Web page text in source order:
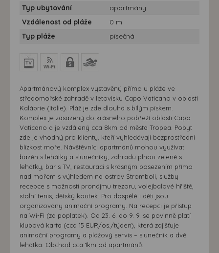
Apartmány Athragon
Itálie, Kalábrie, Hotel
Athragon
Typ ubytování
apartmány
Vzdálenost od pláže
0 m
Typ pláže
písečná
Apartmánový komplex vystavěný přímo u pláže ve
středomořské zahradě v letovisku Capo Vaticano v oblasti
Kalábrie (Itálie). Pláž je zde dlouhá s bílým pískem.
Komplex je zasazený do krásného pobřeží oblasti Capo
Vaticano a je vzdálený cca 8km od města Tropea. Pobyt
zde je vhodný pro klienty, kteří vyhledávají bezprostřední
blízkost moře. Návštěvníci apartmánů mohou využívat
bazén s lehátky a slunečníky, zahradu plnou zeleně s
lehátky, bar s TV, restauraci s krásným posezením přímo
nad mořem s výhledem na ostrov Stromboli, služby
recepce s možností pronájmu trezoru, volejbalové hřiště,
stolní tenis, dětský koutek. Pro dospělé i děti jsou
organizovány animační programy. Na recepci je přístup
na Wi-Fi (za poplatek). Od 23. 6. do 9. 9. se povinně platí
klubová karta (cca 15 EUR/os./týden), která zajišťuje
animační programy a plážový servis – slunečník a dvě
lehátka. Obchod cca 1km od apartmánů.